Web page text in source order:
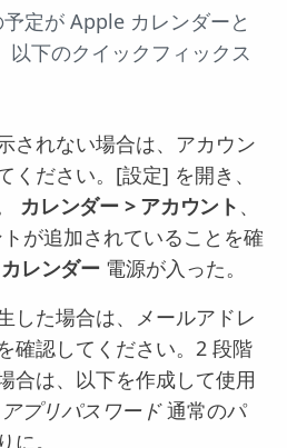
定が Apple カレンダーと
以下のクイックフィックス
されない場合は、アカウン
ください。[設定] を開き、
カレンダー > アカウント 、
が追加されていることを確
カレンダー電源が入った。
した場合は、メールアドレ
確認してください。2 段階
合は、以下を作成して使用
アプリパスワード通常のパ
。